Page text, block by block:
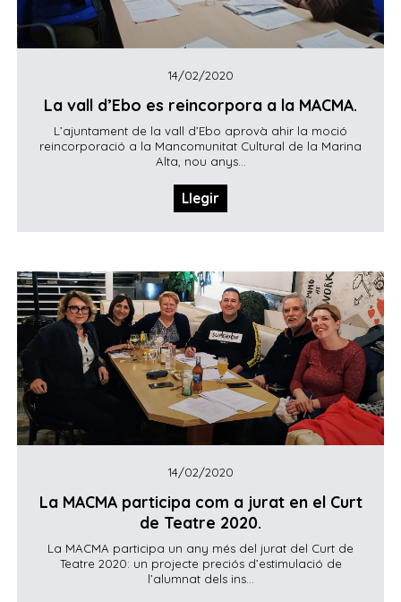
14/02/2020
La vall d’Ebo es reincorpora a la MACMA.
L’ajuntament de la vall d’Ebo aprovà ahir la moció
reincorporació a la Mancomunitat Cultural de la Marina
Alta, nou anys...
Llegir
14/02/2020
La MACMA participa com a jurat en el Curt
de Teatre 2020.
La MACMA participa un any més del jurat del Curt de
Teatre 2020: un projecte preciós d’estimulació de
l’alumnat dels ins...